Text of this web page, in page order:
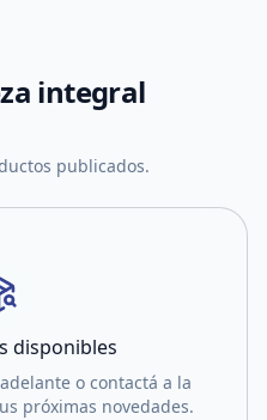
integral
publicados.
disponibles
o contactá a la
próximas novedades.